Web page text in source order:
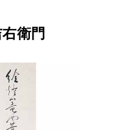
衛門